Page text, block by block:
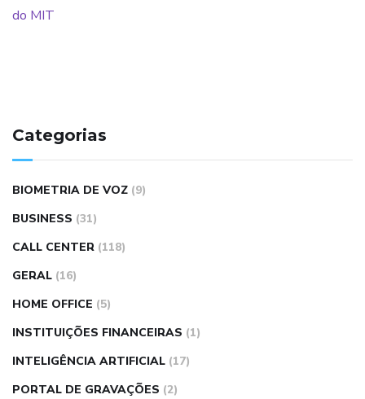
Categorias
BIOMETRIA DE VOZ (9)
BUSINESS (31)
CALL CENTER (118)
GERAL (16)
HOME OFFICE (5)
INSTITUIÇÕES FINANCEIRAS (1)
INTELIGÊNCIA ARTIFICIAL (17)
PORTAL DE GRAVAÇÕES (2)